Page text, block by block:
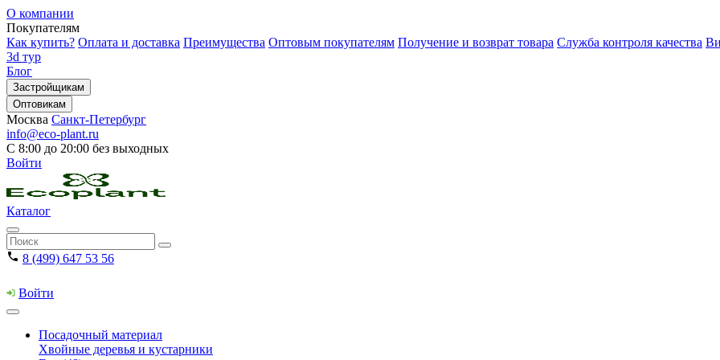
О компании
Покупателям
Как купить? Оплата и доставка Преимущества Оптовым покупателям Получение и возврат товара Служба контроля качества
3d тур
Блог
Застройщикам
Оптовикам
Москва Санкт-Петербург
info@eco-plant.ru
С 8:00 до 20:00 без выходных
Войти
Каталог
8 (499) 647 53 56
Войти
Посадочный материал
Хвойные деревья и кустарники